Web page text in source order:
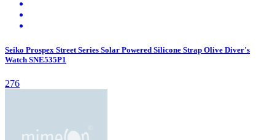
Seiko Prospex Street Series Solar Powered Silicone Strap Olive Diver's
Watch SNE535P1
276